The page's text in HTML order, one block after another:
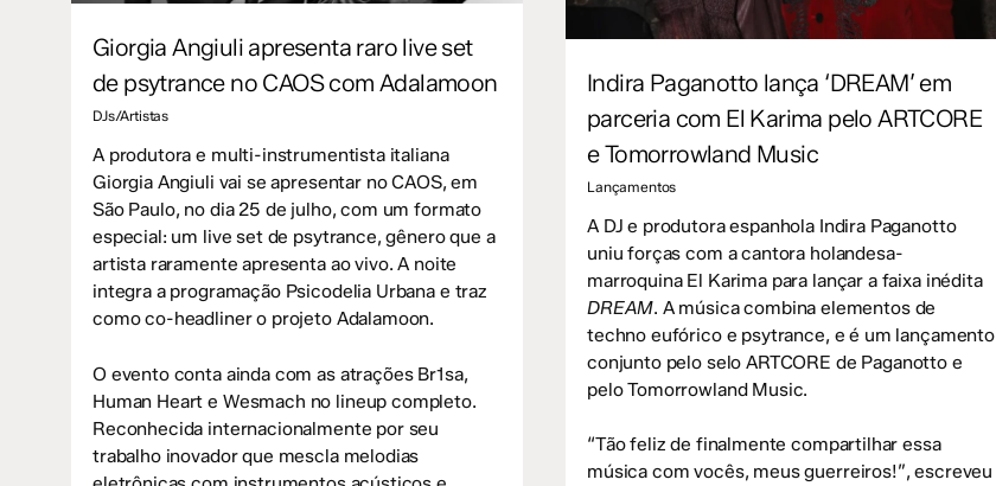
Giorgia Angiuli apresenta raro live set
de psytrance no CAOS com Adalamoon
DJs/Artistas
A produtora e multi-instrumentista italiana
Giorgia Angiuli vai se apresentar no CAOS, em
São Paulo, no dia 25 de julho, com um formato
especial: um live set de psytrance, gênero que a
artista raramente apresenta ao vivo. A noite
integra a programação Psicodelia Urbana e traz
como co-headliner o projeto Adalamoon.
O evento conta ainda com as atrações Br1sa,
Human Heart e Wesmach no lineup completo.
Reconhecida internacionalmente por seu
trabalho inovador que mescla melodias
Indira Paganotto lança ‘DREAM’ em
parceria com El Karima pelo ARTCORE
e Tomorrowland Music
Lançamentos
A DJ e produtora espanhola Indira Paganotto
uniu forças com a cantora holandesa-
marroquina El Karima para lançar a faixa inédita
DREAM. A música combina elementos de
techno eufórico e psytrance, e é um lançamento
conjunto pelo selo ARTCORE de Paganotto e
pelo Tomorrowland Music.
“Tão feliz de finalmente compartilhar essa
música com vocês, meus guerreiros!”, escreveu